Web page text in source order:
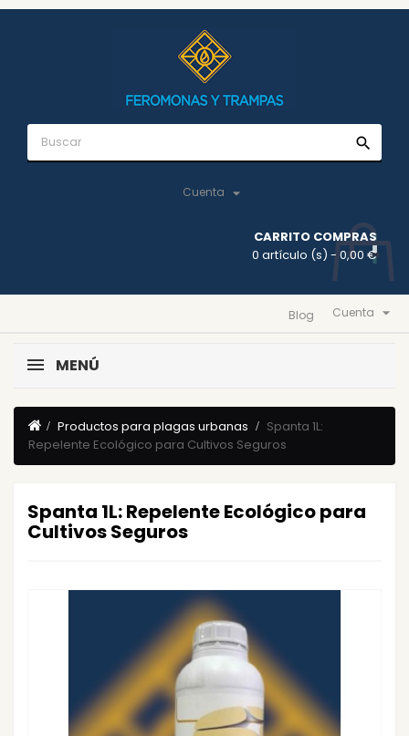
search
Cuenta 
CARRITO COMPRAS
0 artículo (s) - 0,00 €
Cuenta 
Blog
MENÚ
Productos para plagas urbanas
Spanta 1L:
Repelente Ecológico para Cultivos Seguros
Spanta 1L: Repelente Ecológico para
Cultivos Seguros